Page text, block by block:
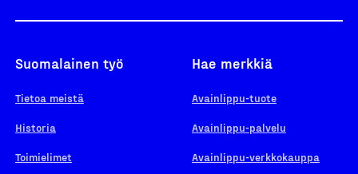
Suomalainen työ
Tietoa meistä
Historia
Toimielimet
Hae merkkiä
Avainlippu-tuote
Avainlippu-palvelu
Avainlippu-verkkokauppa